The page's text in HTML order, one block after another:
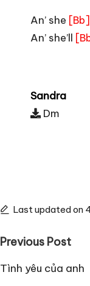
An’ she [Bb]
An’ she’ll
Sandra
Dm
Last updated on
Post
Previous Post
Tình yêu của anh